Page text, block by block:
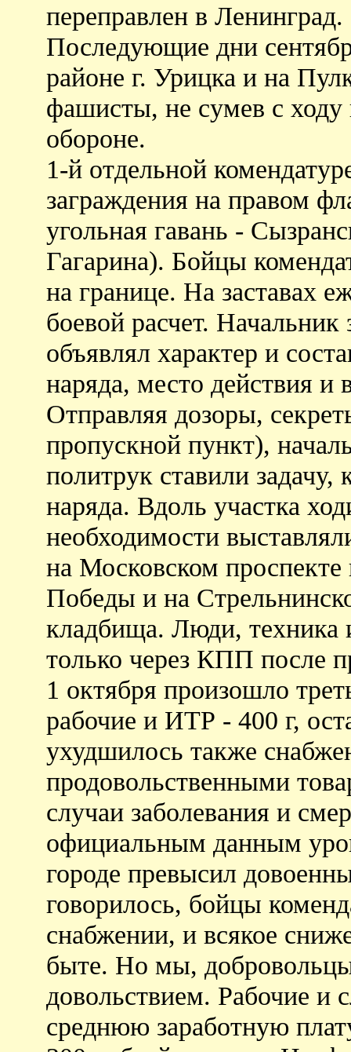
переправлен в Ленинград.
Последующие дни
районе г. Урицка и на
фашисты, не сумев с ходу
обороне.
1-й отдельной
заграждения на правом
угольная гавань -
Гагарина). Бойцы
на границе. На заставах
боевой расчет.
объявлял характер и
наряда, место действия и
Отправляя дозоры,
пропускной пункт),
политрук ставили
наряда. Вдоль участка
необходимости
на Московском проспекте
Победы и на
кладбища. Люди, техника
только через КПП после
1 октября произошло
рабочие и ИТР - 400 г,
ухудшилось также
продовольственными
случаи заболевания и
официальным данным
городе превысил
говорилось, бойцы
снабжении, и всякое
быте. Но мы,
довольствием. Рабочие и
среднюю заработную